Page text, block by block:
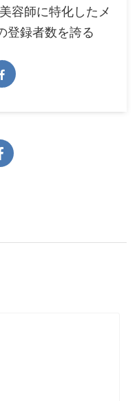
容師に特化したメ
登録者数を誇る